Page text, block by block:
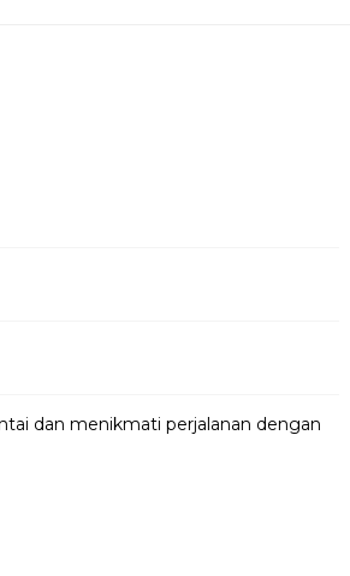
dan menikmati perjalanan dengan